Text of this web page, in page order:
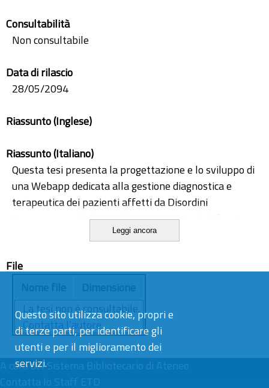
Questo sito utilizza cookie, propri e
di terze parti, per identificare gli
utenti e per il miglioramento dei
servizi.
Consultabilità
Non consultabile
Data di rilascio
28/05/2094
Riassunto (Inglese)
Riassunto (Italiano)
Questa tesi presenta la progettazione e lo sviluppo di
una Webapp dedicata alla gestione diagnostica e
terapeutica dei pazienti affetti da Disordini
Temporomandibolari. L'obiettivo principale è fornire
un supporto ai professionisti del settore, agevolando
coadiuvandoli nel complesso approccio
mira a promuovere la diffusione della terminologia
universalmente adottata dalla comunità scientifica e
ad approccio diagnostico condiviso facilitando così lo
scambio di informazioni tra i professionisti. Un'altra
potenzialità della Webapp è la creazione di un
database, consentirebbe di archiviare in modo sicuro e
Leggi ancora
File
La tesi non è consultabile.
Contatta l’autore
A cura delSistema Bibliotecario di Ateneo
Contatta lo Staff ETD